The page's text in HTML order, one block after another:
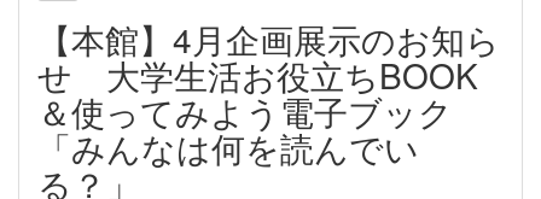
【本館】4月企画展示のお知ら
せ 大学生活お役立ちBOOK
＆使ってみよう電子ブック
「みんなは何を読んでい
る？」